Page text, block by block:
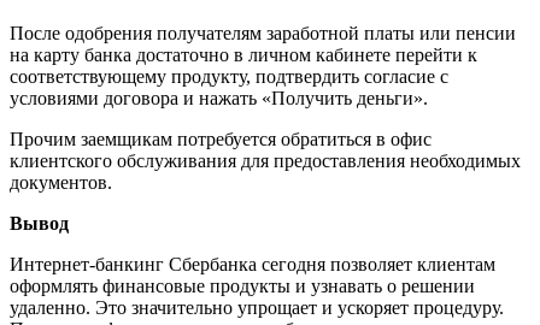
После одобрения получателям заработной платы или пенсии
на карту банка достаточно в личном кабинете перейти к
соответствующему продукту, подтвердить согласие с
условиями договора и нажать «Получить деньги».
Прочим заемщикам потребуется обратиться в офис
клиентского обслуживания для предоставления необходимых
документов.
Вывод
Интернет-банкинг Сбербанка сегодня позволяет клиентам
оформлять финансовые продукты и узнавать о решении
удаленно. Это значительно упрощает и ускоряет процедуру.